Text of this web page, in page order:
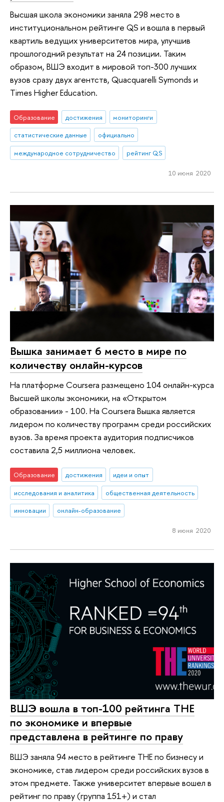
Высшая школа экономики заняла 298 место в
институциональном рейтинге QS и вошла в первый
квартиль ведущих университетов мира, улучшив
прошлогодний результат на 24 позиции. Таким
образом, ВШЭ входит в мировой топ-300 лучших
вузов сразу двух агентств, Quacquarelli Symonds и
Times Higher Education.
Образование достижения
мониторинги
статистические данные
официально
международное сотрудничество
рейтинг QS
10 июня 2020
Вышка занимает 6 место в мире по
количеству онлайн-курсов
На платформе Coursera размещено 104 онлайн-курса
Высшей школы экономики, на «Открытом
образовании» - 100. На Coursera Вышка является
лидером по количеству программ среди российских
вузов. За время проекта аудитория подписчиков
составила 2,5 миллиона человек.
Образование достижения
идеи и опыт
исследования и аналитика
общественная деятельность
инновации
онлайн-образование
8 июня 2020
ВШЭ вошла в топ-100 рейтинга ТНЕ
по экономике и впервые
представлена в рейтинге по праву
ВШЭ заняла 94 место в рейтинге ТНЕ по бизнесу и
экономике, став лидером среди российских вузов в
этом предмете. Также университет впервые вошел в
рейтинг по праву (группа 151+) и стал